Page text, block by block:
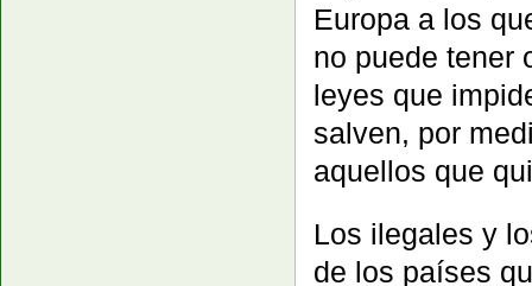
Europa a los
no puede tener
leyes que
salven, por
aquellos que
Los ilegales y
de los países